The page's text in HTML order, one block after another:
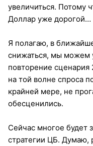
увеличиться. Потому
Доллар уже дорогой…
Я полагаю, в
снижаться, мы можем
повторение
на той волне спроса
крайней мере, не
обесценились.
Сейчас многое будет
стратегии ЦБ. Думаю,